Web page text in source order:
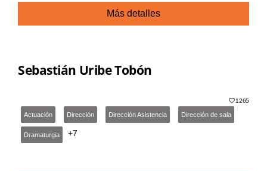
Más detalles
Sebastián Uribe Tobón
1265
Actuación Dirección Dirección Asistencia Dirección de sala
Dramaturgia +7